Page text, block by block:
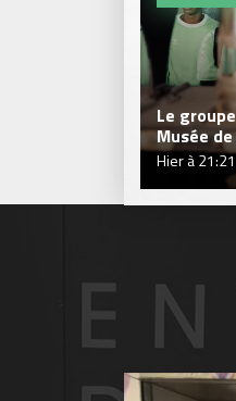
Le
Musée
Hier à 21:21